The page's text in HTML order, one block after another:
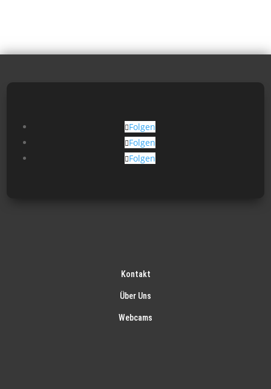
Folgen
Folgen
Folgen
Kontakt
Über Uns
Webcams